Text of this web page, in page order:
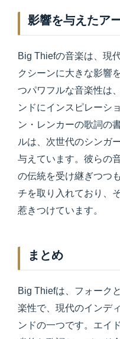
影響を与えたア
Big Thiefの音楽は、現
クシーンに大きな影響
つパワフルな音楽性は
ンドにインスピレーシ
ン・レンカーの歌詞の
ルは、次世代のシンガ
与えています。彼らの
の伝統を受け継ぎつつ
チを取り入れており、
惹きつけています。
まとめ
Big Thiefは、フォーク
楽性で、現代のインデ
ンドの一つです。エイ